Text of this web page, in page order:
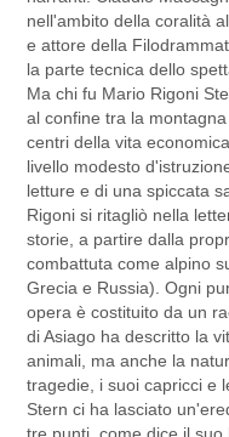
nell'ambito della coralità
e attore della
la parte tecnica dello
Ma chi fu Mario Rigoni
al confine tra la
centri della vita
livello modesto
letture e di una spiccata
Rigoni si ritagliò nella
storie, a partire dalla
combattuta come alpino
Grecia e Russia). Ogni
opera è costituito da un
di Asiago ha descritto la
animali, ma anche la
tragedie, i suoi capricci e
Stern ci ha lasciato